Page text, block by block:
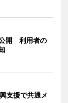
開 利用者の
支援で共通メ